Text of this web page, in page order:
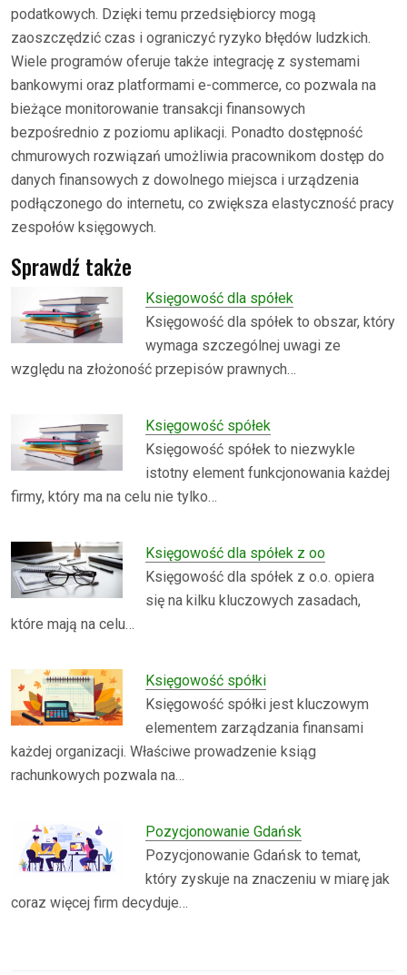
podatkowych. Dzięki temu przedsiębiorcy mogą
zaoszczędzić czas i ograniczyć ryzyko błędów ludzkich.
Wiele programów oferuje także integrację z systemami
bankowymi oraz platformami e-commerce, co pozwala na
bieżące monitorowanie transakcji finansowych
bezpośrednio z poziomu aplikacji. Ponadto dostępność
chmurowych rozwiązań umożliwia pracownikom dostęp do
danych finansowych z dowolnego miejsca i urządzenia
podłączonego do internetu, co zwiększa elastyczność pracy
zespołów księgowych.
Sprawdź także
Księgowość dla spółek
Księgowość dla spółek to obszar, który
wymaga szczególnej uwagi ze
względu na złożoność przepisów prawnych…
Księgowość spółek
Księgowość spółek to niezwykle
istotny element funkcjonowania każdej
firmy, który ma na celu nie tylko…
Księgowość dla spółek z oo
Księgowość dla spółek z o.o. opiera
się na kilku kluczowych zasadach,
które mają na celu…
Księgowość spółki
Księgowość spółki jest kluczowym
elementem zarządzania finansami
każdej organizacji. Właściwe prowadzenie ksiąg
rachunkowych pozwala na…
Pozycjonowanie Gdańsk
Pozycjonowanie Gdańsk to temat,
który zyskuje na znaczeniu w miarę jak
coraz więcej firm decyduje…